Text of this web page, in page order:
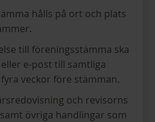
hålls på ort och plats
till föreningsstämma ska
e-post till samtliga
veckor före stämman.
och revisorns
övriga handlingar som